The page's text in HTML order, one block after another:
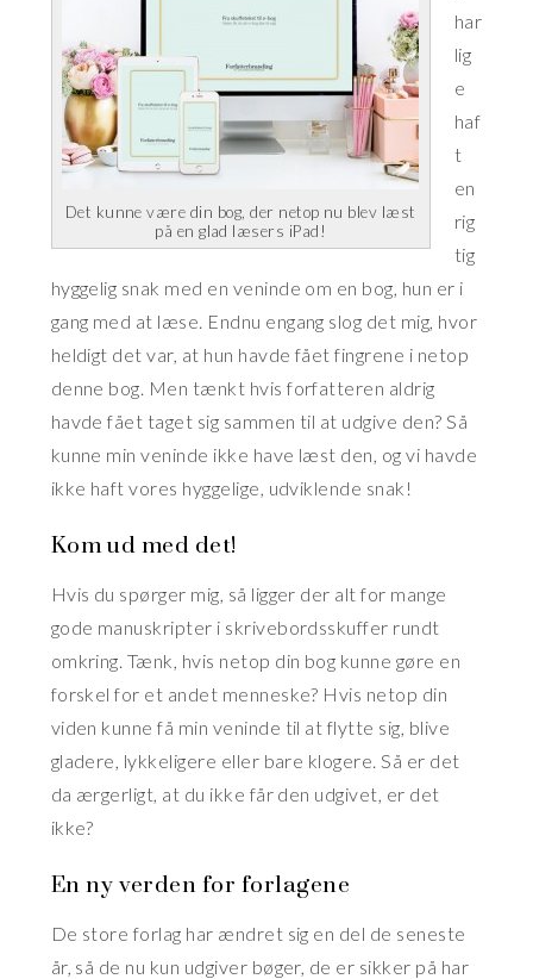
Det kunne være din bog, der netop nu blev læst
på en glad læsers iPad!
har
lig
e
haf
t
en
rig
tig
hyggelig snak med en veninde om en bog, hun er i
gang med at læse. Endnu engang slog det mig, hvor
heldigt det var, at hun havde fået fingrene i netop
denne bog. Men tænkt hvis forfatteren aldrig
havde fået taget sig sammen til at udgive den? Så
kunne min veninde ikke have læst den, og vi havde
ikke haft vores hyggelige, udviklende snak!
Kom ud med det!
Hvis du spørger mig, så ligger der alt for mange
gode manuskripter i skrivebordsskuffer rundt
omkring. Tænk, hvis netop din bog kunne gøre en
forskel for et andet menneske? Hvis netop din
viden kunne få min veninde til at flytte sig, blive
gladere, lykkeligere eller bare klogere. Så er det
da ærgerligt, at du ikke får den udgivet, er det
ikke?
En ny verden for forlagene
De store forlag har ændret sig en del de seneste
år, så de nu kun udgiver bøger, de er sikker på har